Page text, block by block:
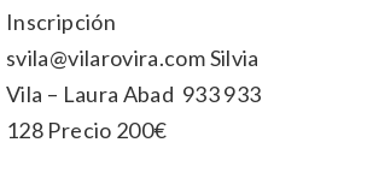
Inscripción
svila@vilarovira.com Silvia
Vila – Laura Abad 933 933
128 Precio 200€